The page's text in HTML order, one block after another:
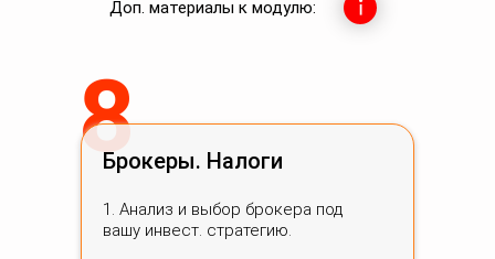
8
Брокеры. Налоги
1. Анализ и выбор брокера под
вашу инвест. стратегию.
Доп. материалы к модулю: